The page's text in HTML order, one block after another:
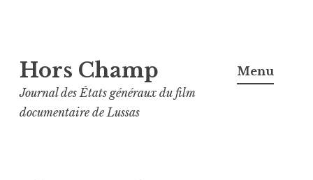
au
contenu
principal
Hors Champ
Journal des États généraux du film
documentaire de Lussas
Menu